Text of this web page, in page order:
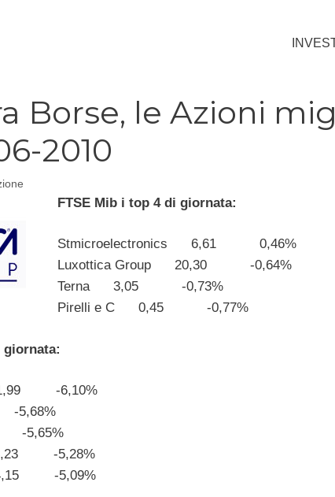
Borse, le Azioni
2010
FTSE Mib i top 4 di giornata:
Stmicroelectronics 6,61 0,46%
Luxottica Group 20,30 -0,64%
Terna 3,05 -0,73%
Pirelli e C 0,45 -0,77%
giornata:
1,99 -6,10%
5,68%
-5,65%
3,23 -5,28%
4,15 -5,09%